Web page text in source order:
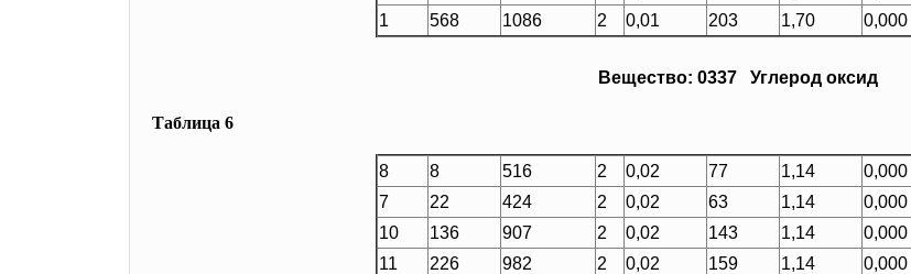
1
568 1086 2 0,01 203 1,70 0,000
Вещество: 0337 Углерод оксид
Таблица 6
8 8 516 2 0,02 77 1,14 0,000
7
22 424 2 0,02 63 1,14 0,000
10
136 907 2 0,02 143 1,14 0,000
11
226 982 2 0,02 159 1,14 0,000